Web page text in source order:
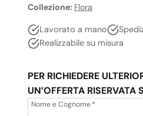
Collezione: Flora
Lavorato a mano
Realizzabile su misura
PER RICHIEDERE
UN’OFFERTA RISERVATA
Nome e Cognome*